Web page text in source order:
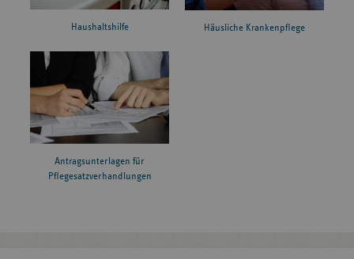
Haushaltshilfe Häusliche Krankenpflege
Antragsunterlagen für
Pflegesatzverhandlungen